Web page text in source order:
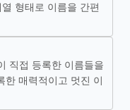
형태로 이름을 간편
직접 등록한 이름들을
한 매력적이고 멋진 이